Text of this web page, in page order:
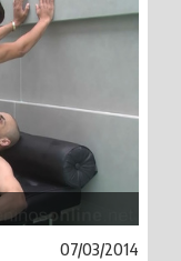
07/03/2014